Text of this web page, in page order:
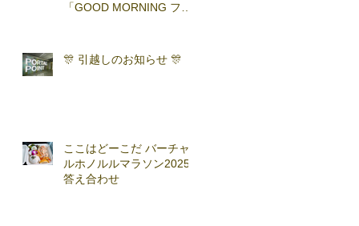
「GOOD MORNING ファ
🎊 引越しのお知らせ 🎊
ここはどーこだ バーチャ
ルホノルルマラソン2025
答え合わせ